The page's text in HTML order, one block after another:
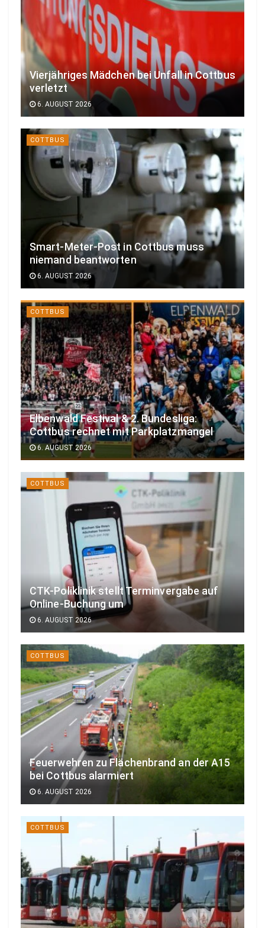
Vierjähriges Mädchen bei Unfall in Cottbus
verletzt
6. AUGUST 2026
COTTBUS
Smart-Meter-Post in Cottbus muss
niemand beantworten
6. AUGUST 2026
COTTBUS
Elbenwald Festival & 2. Bundesliga:
Cottbus rechnet mit Parkplatzmangel
6. AUGUST 2026
COTTBUS
CTK-Poliklinik stellt Terminvergabe auf
Online-Buchung um
6. AUGUST 2026
COTTBUS
Feuerwehren zu Flächenbrand an der A15
bei Cottbus alarmiert
6. AUGUST 2026
COTTBUS